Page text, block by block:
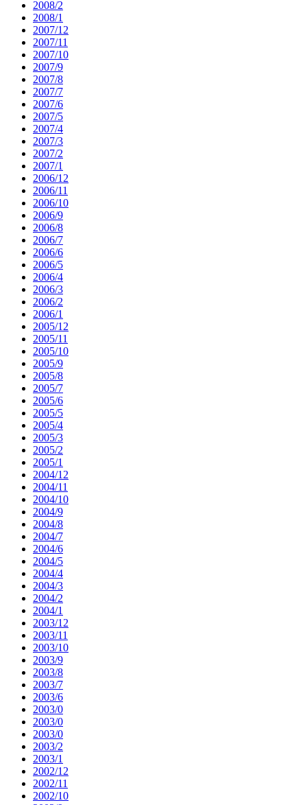
2008/2
2008/1
2007/12
2007/11
2007/10
2007/9
2007/8
2007/7
2007/6
2007/5
2007/4
2007/3
2007/2
2007/1
2006/12
2006/11
2006/10
2006/9
2006/8
2006/7
2006/6
2006/5
2006/4
2006/3
2006/2
2006/1
2005/12
2005/11
2005/10
2005/9
2005/8
2005/7
2005/6
2005/5
2005/4
2005/3
2005/2
2005/1
2004/12
2004/11
2004/10
2004/9
2004/8
2004/7
2004/6
2004/5
2004/4
2004/3
2004/2
2004/1
2003/12
2003/11
2003/10
2003/9
2003/8
2003/7
2003/6
2003/0
2003/0
2003/0
2003/2
2003/1
2002/12
2002/11
2002/10